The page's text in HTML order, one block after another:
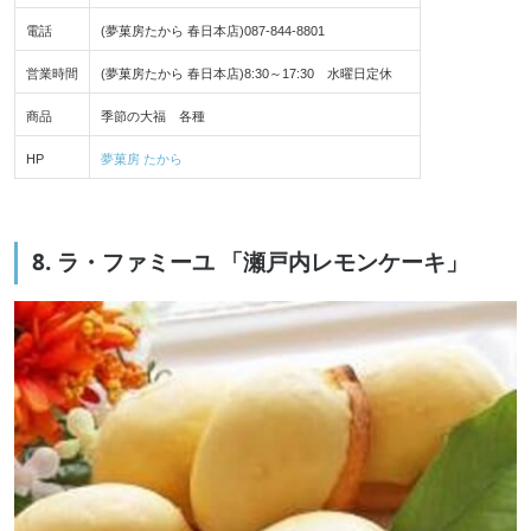
電話 (夢菓房たから 春日本店)087-844-8801
営業時間 (夢菓房たから 春日本店)8:30～17:30 水曜日定休
商品 季節の大福 各種
HP 夢菓房 たから
8. ラ・ファミーユ 「瀬戸内レモンケーキ」